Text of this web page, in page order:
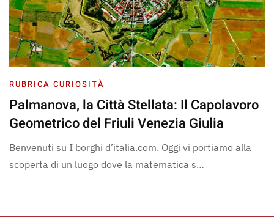
RUBRICA CURIOSITÀ
Palmanova, la Città Stellata: Il Capolavoro
Geometrico del Friuli Venezia Giulia
Benvenuti su I borghi d’italia.com. Oggi vi portiamo alla
scoperta di un luogo dove la matematica s…